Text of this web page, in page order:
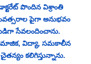
పొందిన విశ్రాంతి
పైగా అనుభవం
సేవలందించాను.
సామాజిక, విద్యా, సమకాలీన
కలిగిస్తున్నాను.